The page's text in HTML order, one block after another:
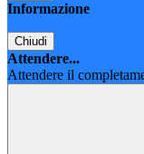
Informazione
Chiudi
Attendere...
Attendere il